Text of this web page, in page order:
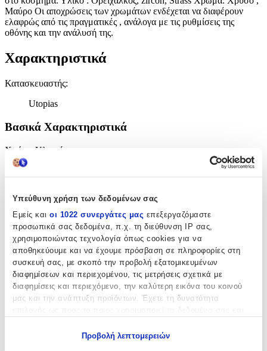
Υπεύθυνη χρήση των δεδομένων σας
Εμείς και οι 1022 συνεργάτες μας επεξεργαζόμαστε
προσωπικά σας δεδομένα, π.χ. τη διεύθυνση IP σας,
χρησιμοποιώντας τεχνολογία όπως cookies για να
αποθηκεύουμε και να έχουμε πρόσβαση σε πληροφορίες στη
συσκευή σας, με σκοπό την προβολή εξατομικευμένων
διαφημίσεων και περιεχομένου, τις μετρήσεις σχετικά με
διαφημίσεις και περιεχόμενο, την καλύτερη εικόνα του κοινού
μας και την ανάπτυξη προϊόντων. Έχετε τη δυνατότητα
Προβολή λεπτομερειών
Μαύρο Οι αποχρώσεις των χρωμάτων ενδέχεται να διαφέρουν
ελαφρώς από τις πραγματικές , ανάλογα με τις ρυθμίσεις της
οθόνης και την ανάλυσή της.
Χαρακτηριστικά
Κατασκευαστής:
Utopias
Βασικά Χαρακτηριστικά
Χρώμα Υλικού
Ορείχαλκος
Επιχρυσωμένα:
Ναι
Περιοχή:
Αυτί